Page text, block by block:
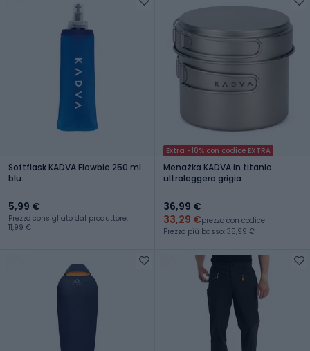
Softflask KADVA Flowbie 250 ml
blu.
5,99 €
Prezzo consigliato dal produttore:
11,99 €
Extra -10% con codice EXTRA
Menażka KADVA in titanio
ultraleggero grigia
36,99 €
33,29 €prezzo con codice
Prezzo più basso: 35,99 €